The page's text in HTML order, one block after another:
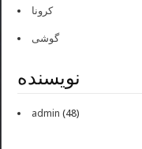
کرونا
گوشی
نویسنده
admin (48)